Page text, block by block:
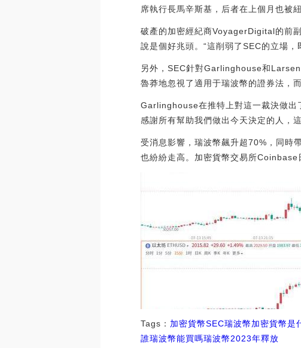
席執行長馬辛斯基，后者在上個月也被
破產的加密經紀商VoyagerDigital的前
說是個好兆頭。“這削弱了SEC的立場
另外，SEC針對Garlinghouse和Larsen
魯莽地忽視了適用于瑞波幣的證券法，
Garlinghouse在推特上對這一裁決做出
感謝所有幫助我們做出今天決定的人，
受消息影響，瑞波幣飆升超70%，同時
也紛紛走高。加密貨幣交易所Coinbase
Tags： 加密貨幣SEC瑞波幣加密貨幣是
誰瑞波幣能買嗎瑞波幣2023年釋放